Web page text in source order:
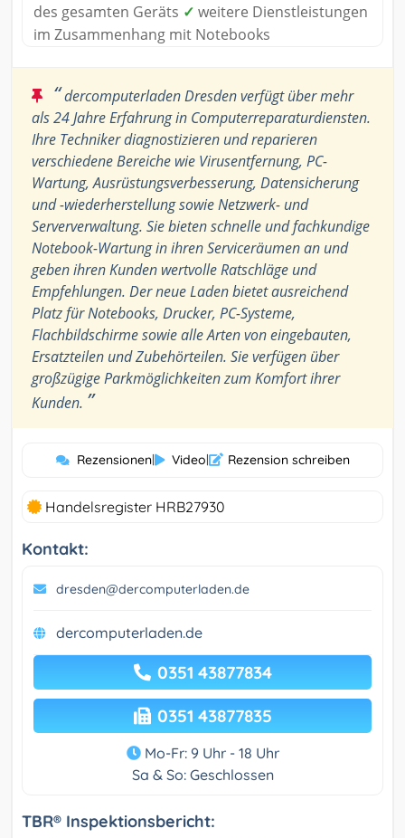
des gesamten Geräts ✓ weitere Dienstleistungen
im Zusammenhang mit Notebooks
“dercomputerladen Dresden verfügt über mehr
als 24 Jahre Erfahrung in Computerreparaturdiensten.
Ihre Techniker diagnostizieren und reparieren
verschiedene Bereiche wie Virusentfernung, PC-
Wartung, Ausrüstungsverbesserung, Datensicherung
und -wiederherstellung sowie Netzwerk- und
Serververwaltung. Sie bieten schnelle und fachkundige
Notebook-Wartung in ihren Serviceräumen an und
geben ihren Kunden wertvolle Ratschläge und
Empfehlungen. Der neue Laden bietet ausreichend
Platz für Notebooks, Drucker, PC-Systeme,
Flachbildschirme sowie alle Arten von eingebauten,
Ersatzteilen und Zubehörteilen. Sie verfügen über
großzügige Parkmöglichkeiten zum Komfort ihrer
Kunden. ”
Rezensionen| Video| Rezension schreiben
Handelsregister HRB27930
Kontakt:
dresden@dercomputerladen.de
dercomputerladen.de
0351 43877834
0351 43877835
Mo-Fr: 9 Uhr - 18 Uhr
Sa & So: Geschlossen
TBR® Inspektionsbericht: